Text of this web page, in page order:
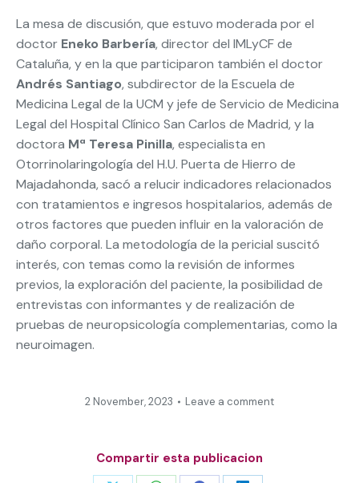
La mesa de discusión, que estuvo moderada por el
doctor Eneko Barbería, director del IMLyCF de
Cataluña, y en la que participaron también el doctor
Andrés Santiago, subdirector de la Escuela de
Medicina Legal de la UCM y jefe de Servicio de Medicina
Legal del Hospital Clínico San Carlos de Madrid, y la
doctora Mª Teresa Pinilla, especialista en
Otorrinolaringología del H.U. Puerta de Hierro de
Majadahonda, sacó a relucir indicadores relacionados
con tratamientos e ingresos hospitalarios, además de
otros factores que pueden influir en la valoración de
daño corporal. La metodología de la pericial suscitó
interés, con temas como la revisión de informes
previos, la exploración del paciente, la posibilidad de
entrevistas con informantes y de realización de
pruebas de neuropsicología complementarias, como la
neuroimagen.
2 November, 2023 Leave a comment
Compartir esta publicacion